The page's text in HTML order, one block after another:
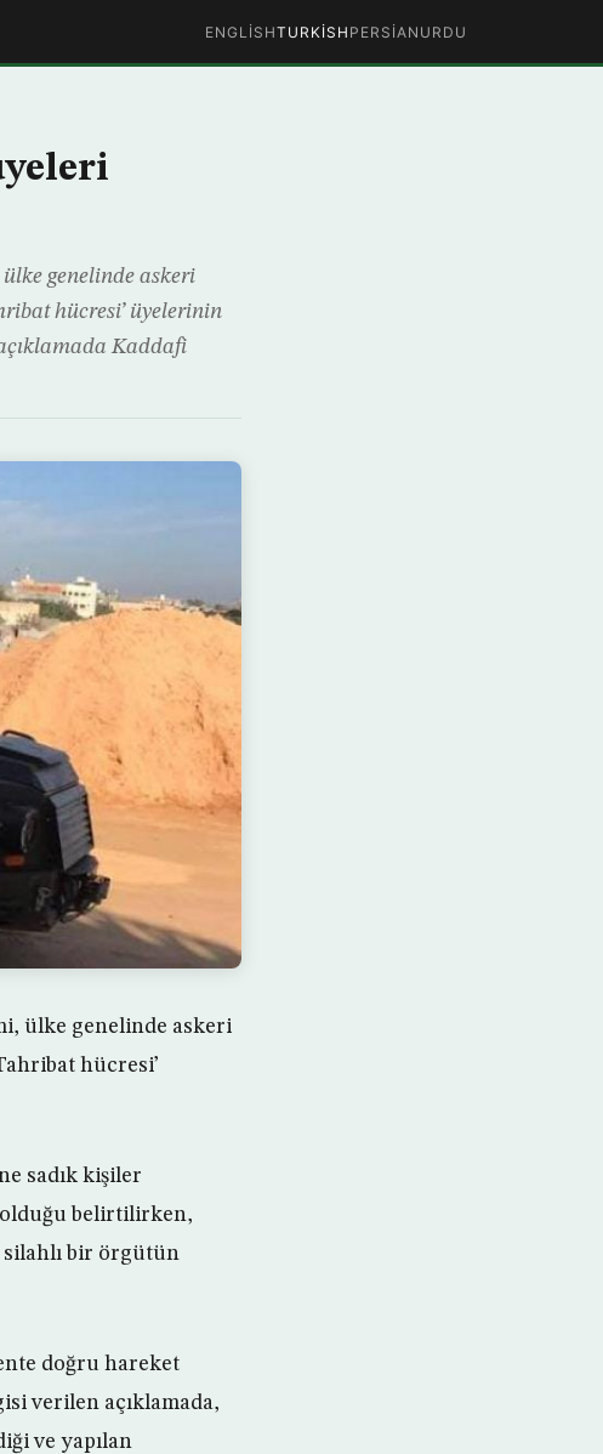
ENGLISHTURKISH PERSIAN URDU
genelinde askeri
hücresi’ üyelerinin
açıklamada Kaddafi
ülke genelinde askeri
hücresi’
sadık kişiler
olduğu belirtilirken,
bir örgütün
doğru hareket
verilen açıklamada,
ve yapılan